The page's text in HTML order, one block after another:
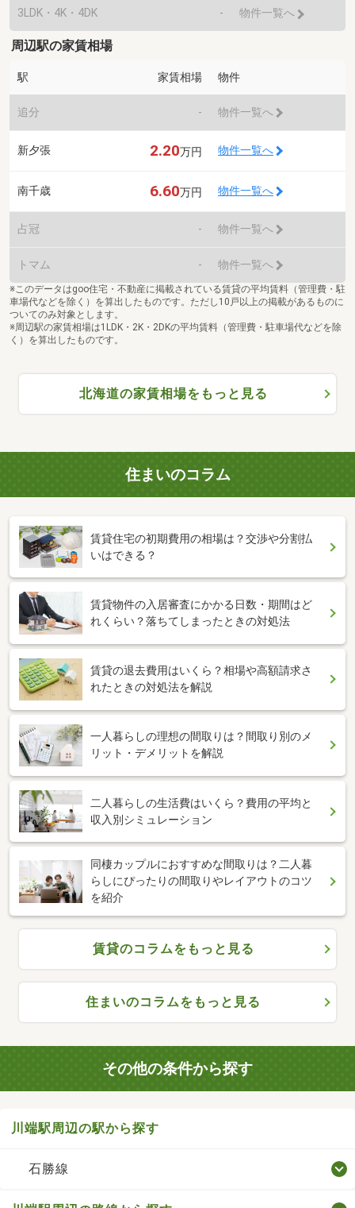
3LDK・4K・4DK - 物件一覧へ
周辺駅の家賃相場
駅 家賃相場 物件
追分 - 物件一覧へ
新夕張 2.20万円 物件一覧へ
南千歳 6.60万円 物件一覧へ
占冠 - 物件一覧へ
トマム - 物件一覧へ
※このデータはgoo住宅・不動産に掲載されている賃貸の平均賃料（管理費・駐
車場代などを除く）を算出したものです。ただし10戸以上の掲載があるものに
ついてのみ対象とします。
※周辺駅の家賃相場は1LDK・2K・2DKの平均賃料（管理費・駐車場代などを除
く）を算出したものです。
北海道の家賃相場をもっと見る
住まいのコラム
賃貸住宅の初期費用の相場は？交渉や分割払
いはできる？
賃貸物件の入居審査にかかる日数・期間はど
れくらい？落ちてしまったときの対処法
賃貸の退去費用はいくら？相場や高額請求さ
れたときの対処法を解説
一人暮らしの理想の間取りは？間取り別のメ
リット・デメリットを解説
二人暮らしの生活費はいくら？費用の平均と
収入別シミュレーション
同棲カップルにおすすめな間取りは？二人暮
らしにぴったりの間取りやレイアウトのコツ
を紹介
賃貸のコラムをもっと見る
住まいのコラムをもっと見る
その他の条件から探す
川端駅周辺の駅から探す
石勝線